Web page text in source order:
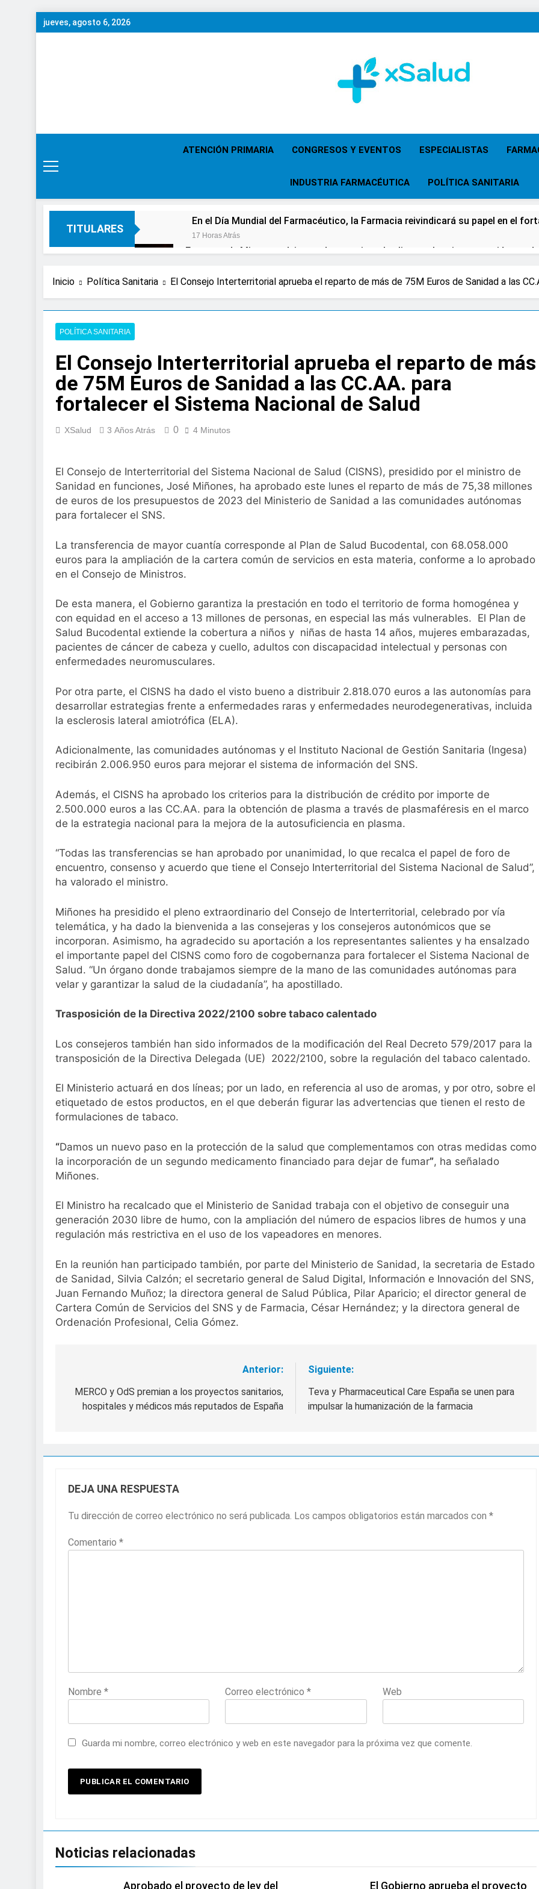
Saltar
al
jueves, agosto 6, 2026
XSalud
ATENCIÓN PRIMARIA CONGRESOS Y EVENTOS ESPECIALISTAS
INDUSTRIA FARMACÉUTICA POLÍTICA SANITARIA
TITULARES
En el Día Mundial del Farmacéutico, la Farmacia reivindicará su papel en el
17 Horas Atrás
Expertos de Miranza advierten de que mirar el eclipse solar sin protección
2 Días Atrás
La presencia de una bacteria en el tumor podría ser clave en la
colorrectal
ISDIN promueve la importancia de la fotoprotección entre los más pequeños
1 Semana Atrás
La fisioterapia pediátrica puede ayudar a aliviar el malestar asociado al
1 Semana Atrás
Aprobado el proyecto de ley del tabaco que amplía los espacios sin humo a
libre
2 Semanas Atrás
El Gobierno aprueba el proyecto de ley del medicamento: más sostenibilidad,
2 Semanas Atrás
La fiebre del running llega al verano: por qué el magnesio es clave para el
2 Semanas Atrás
¿Cómo proteger la vista durante el eclipse solar? Los oftalmólogos
causar daños irreversibles
2 Semanas Atrás
Inicio Política Sanitaria El Consejo Interterritorial aprueba el reparto de más de 75M Euros de Sanidad a las
POLÍTICA SANITARIA
El Consejo Interterritorial aprueba el reparto de más
de 75M Euros de Sanidad a las CC.AA. para
fortalecer el Sistema Nacional de Salud
XSalud 3 Años Atrás 0 4 Minutos
El Consejo de Interterritorial del Sistema Nacional de Salud (CISNS), presidido por el ministro de
Sanidad en funciones, José Miñones, ha aprobado este lunes el reparto de más de 75,38 millones
de euros de los presupuestos de 2023 del Ministerio de Sanidad a las comunidades autónomas
para fortalecer el SNS.
La transferencia de mayor cuantía corresponde al Plan de Salud Bucodental, con 68.058.000
euros para la ampliación de la cartera común de servicios en esta materia, conforme a lo aprobado
en el Consejo de Ministros.
De esta manera, el Gobierno garantiza la prestación en todo el territorio de forma homogénea y
con equidad en el acceso a 13 millones de personas, en especial las más vulnerables. El Plan de
Salud Bucodental extiende la cobertura a niños y niñas de hasta 14 años, mujeres embarazadas,
pacientes de cáncer de cabeza y cuello, adultos con discapacidad intelectual y personas con
enfermedades neuromusculares.
Por otra parte, el CISNS ha dado el visto bueno a distribuir 2.818.070 euros a las autonomías para
desarrollar estrategias frente a enfermedades raras y enfermedades neurodegenerativas, incluida
la esclerosis lateral amiotrófica (ELA).
Adicionalmente, las comunidades autónomas y el Instituto Nacional de Gestión Sanitaria (Ingesa)
recibirán 2.006.950 euros para mejorar el sistema de información del SNS.
Además, el CISNS ha aprobado los criterios para la distribución de crédito por importe de
2.500.000 euros a las CC.AA. para la obtención de plasma a través de plasmaféresis en el marco
de la estrategia nacional para la mejora de la autosuficiencia en plasma.
“Todas las transferencias se han aprobado por unanimidad, lo que recalca el papel de foro de
encuentro, consenso y acuerdo que tiene el Consejo Interterritorial del Sistema Nacional de Salud”,
ha valorado el ministro.
Miñones ha presidido el pleno extraordinario del Consejo de Interterritorial, celebrado por vía
telemática, y ha dado la bienvenida a las consejeras y los consejeros autonómicos que se
incorporan. Asimismo, ha agradecido su aportación a los representantes salientes y ha ensalzado
el importante papel del CISNS como foro de cogobernanza para fortalecer el Sistema Nacional de
Salud. “Un órgano donde trabajamos siempre de la mano de las comunidades autónomas para
velar y garantizar la salud de la ciudadanía”, ha apostillado.
Trasposición de la Directiva 2022/2100 sobre tabaco calentado
Los consejeros también han sido informados de la modificación del Real Decreto 579/2017 para la
transposición de la Directiva Delegada (UE) 2022/2100, sobre la regulación del tabaco calentado.
El Ministerio actuará en dos líneas; por un lado, en referencia al uso de aromas, y por otro, sobre el
etiquetado de estos productos, en el que deberán figurar las advertencias que tienen el resto de
formulaciones de tabaco.
“Damos un nuevo paso en la protección de la salud que complementamos con otras medidas como
la incorporación de un segundo medicamento financiado para dejar de fumar”, ha señalado
Miñones.
El Ministro ha recalcado que el Ministerio de Sanidad trabaja con el objetivo de conseguir una
generación 2030 libre de humo, con la ampliación del número de espacios libres de humos y una
regulación más restrictiva en el uso de los vapeadores en menores.
En la reunión han participado también, por parte del Ministerio de Sanidad, la secretaria de Estado
de Sanidad, Silvia Calzón; el secretario general de Salud Digital, Información e Innovación del SNS,
Juan Fernando Muñoz; la directora general de Salud Pública, Pilar Aparicio; el director general de
Cartera Común de Servicios del SNS y de Farmacia, César Hernández; y la directora general de
Ordenación Profesional, Celia Gómez.
de
entradas
Anterior:
MERCO y OdS premian a los proyectos sanitarios,
hospitales y médicos más reputados de España
Siguiente:
Teva y Pharmaceutical Care España se unen para
impulsar la humanización de la farmacia
DEJA UNA RESPUESTA
Tu dirección de correo electrónico no será publicada. Los campos obligatorios están marcados con *
Comentario *
Nombre * Correo electrónico* Web
Guarda mi nombre, correo electrónico y web en este navegador para la próxima vez que comente.
Noticias relacionadas
Aprobado el proyecto de ley del El Gobierno aprueba el proyecto